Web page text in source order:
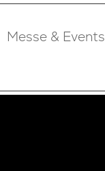
Messe & Events